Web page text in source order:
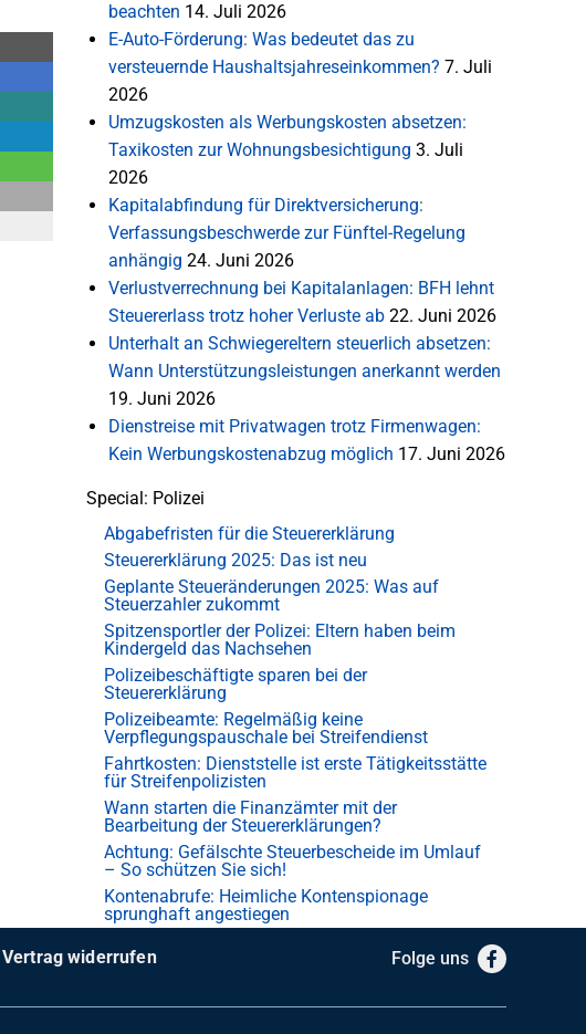
beachten 14. Juli 2026
E-Auto-Förderung: Was bedeutet das zu
versteuernde Haushaltsjahreseinkommen? 7. Juli
2026
Umzugskosten als Werbungskosten absetzen:
Taxikosten zur Wohnungsbesichtigung 3. Juli
2026
Kapitalabfindung für Direktversicherung:
Verfassungsbeschwerde zur Fünftel-Regelung
anhängig 24. Juni 2026
Verlustverrechnung bei Kapitalanlagen: BFH lehnt
Steuererlass trotz hoher Verluste ab 22. Juni 2026
Unterhalt an Schwiegereltern steuerlich absetzen:
Wann Unterstützungsleistungen anerkannt werden
19. Juni 2026
Dienstreise mit Privatwagen trotz Firmenwagen:
Kein Werbungskostenabzug möglich 17. Juni 2026
Special: Polizei
Abgabefristen für die Steuererklärung
Steuererklärung 2025: Das ist neu
Geplante Steueränderungen 2025: Was auf
Steuerzahler zukommt
Spitzensportler der Polizei: Eltern haben beim
Kindergeld das Nachsehen
Polizeibeschäftigte sparen bei der
Steuererklärung
Polizeibeamte: Regelmäßig keine
Verpflegungspauschale bei Streifendienst
Fahrtkosten: Dienststelle ist erste Tätigkeitsstätte
für Streifenpolizisten
Wann starten die Finanzämter mit der
Bearbeitung der Steuererklärungen?
Achtung: Gefälschte Steuerbescheide im Umlauf
– So schützen Sie sich!
Kontenabrufe: Heimliche Kontenspionage
sprunghaft angestiegen
Vertrag widerrufen Folge uns Facebook